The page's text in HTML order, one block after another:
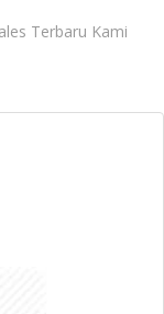
Terbaru Kami